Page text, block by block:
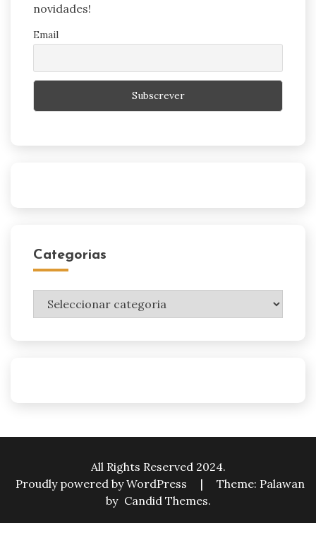
novidades!
Email
Categorias
Categorias
All Rights Reserved 2024.
Proudly powered by WordPress
|
Theme: Palawan
by Candid Themes.